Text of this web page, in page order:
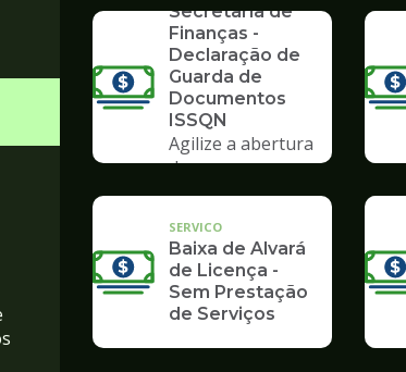
Secretaria de
Finanças -
Declaração de
Guarda de
Documentos
ISSQN
Agilize a abertura
de processos no
Poupatempo
SERVICO
Baixa de Alvará
de Licença -
Sem Prestação
de Serviços